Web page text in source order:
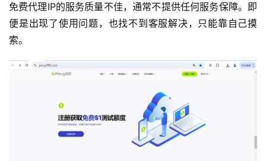
免费代理IP的服务质量不佳，通常不提供任何服务保障。即
便是出现了使用问题，也找不到客服解决，只能靠自己摸
索。